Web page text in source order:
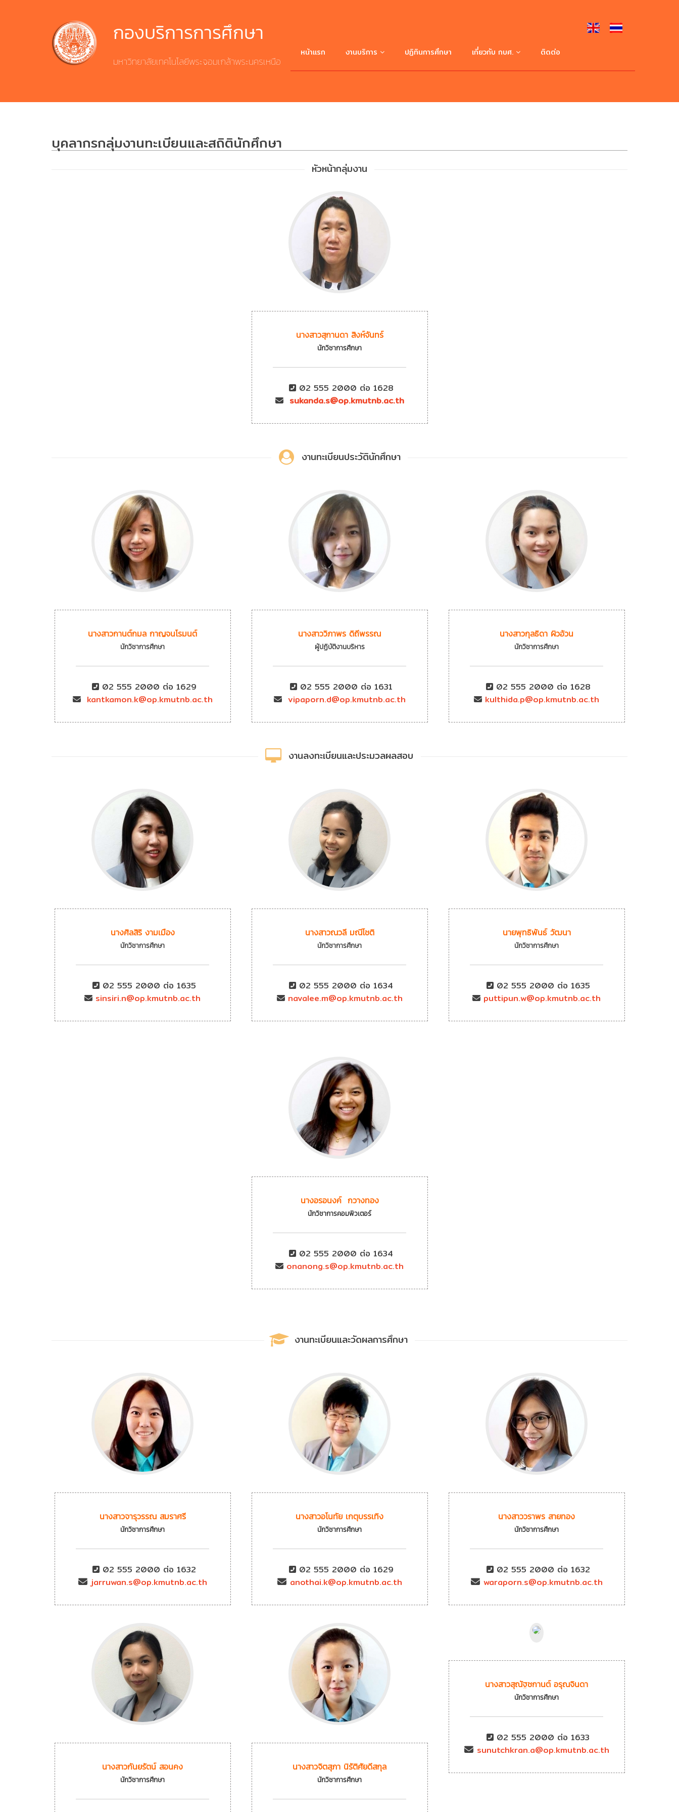
กองบริการการศึกษา
มหาวิทยาลัยเทคโนโลยีพระจอมเกล้าพระนครเหนือ
หน้าแรก งานบริการ
ศึกษาต่อ มจพ.
บริการดาวน์โหลดเอกสาร
ระเบียบ/ประกาศ/ข้อบังคับ/คำสั่ง
อัตราค่าธรรมเนียม
คู่มือ/ขั้นตอน
ปฏิทินการศึกษา เกี่ยวกับ กบศ.
ประวัติความเป็นมา
โครงสร้างการบริหาร
ติดต่อ
บุคลากรกลุ่มงานทะเบียนและสถิตินักศึกษา
หัวหน้ากลุ่มงาน
นางสาวสุกานดา สิงห์จันทร์
นักวิชาการศึกษา
02 555 2000 ต่อ 1628
sukanda.s@op.kmutnb.ac.th
งานทะเบียนประวัตินักศึกษา
นางสาวกานต์กมล กาญจนโรมนต์
นักวิชาการศึกษา
02 555 2000 ต่อ 1629
kantkamon.k@op.kmutnb.ac.th
นางสาววิภาพร ดิถีพรรณ
ผู้ปฏิบัติงานบริหาร
02 555 2000 ต่อ 1631
vipaporn.d@op.kmutnb.ac.th
นางสาวกุลธิดา ผิวอ้วน
นักวิชาการศึกษา
02 555 2000 ต่อ 1628
kulthida.p@op.kmutnb.ac.th
งานลงทะเบียนและประมวลผลสอบ
นางศิลสิริ งามเมือง
นักวิชาการศึกษา
02 555 2000 ต่อ 1635
sinsiri.n@op.kmutnb.ac.th
นางสาวณวลี มณีโชติ
นักวิชาการศึกษา
02 555 2000 ต่อ 1634
navalee.m@op.kmutnb.ac.th
นายพุทธิพันธ์ วัฒนา
นักวิชาการศึกษา
02 555 2000 ต่อ 1635
puttipun.w@op.kmutnb.ac.th
นางอรอนงค์ กวางทอง
นักวิชาการคอมพิวเตอร์
02 555 2000 ต่อ 1634
onanong.s@op.kmutnb.ac.th
งานทะเบียนและวัดผลการศึกษา
นางสาวจารุวรรณ สมราศรี
นักวิชาการศึกษา
02 555 2000 ต่อ 1632
jarruwan.s@op.kmutnb.ac.th
นางสาวอโนทัย เกตุบรรเทิง
นักวิชาการศึกษา
02 555 2000 ต่อ 1629
anothai.k@op.kmutnb.ac.th
นางสาววราพร สายทอง
นักวิชาการศึกษา
02 555 2000 ต่อ 1632
waraporn.s@op.kmutnb.ac.th
นางสาวกันยรัตน์ สอนคง
นักวิชาการศึกษา
นางสาวจิตสุภา นิรัติศัยดีสกุล
นักวิชาการศึกษา
นางสาวสุณัฐชกานต์ อรุณจินดา
นักวิชาการศึกษา
02 555 2000 ต่อ 1633
sunutchkran.a@op.kmutnb.ac.th